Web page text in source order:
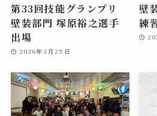
第33回技能グランプリ
壁装部門 塚原裕之選手
出場
2026年3月25日
壁
練